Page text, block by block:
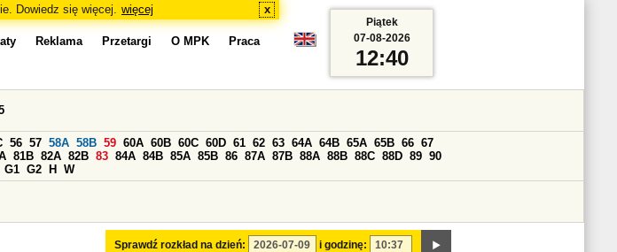
Dowiedz się więcej. więcej x
Reklama Przetargi O MPK Praca
Sprawdź rozkład na dzień: i godzinę:
56 57 58A 58B 59 60A 60B 60C 60D 61 62 63 64A 64B 65A 65B 66 67
81B 82A 82B 83 84A 84B 85A 85B 86 87A 87B 88A 88B 88C 88D 89 90
G1 G2 H W
Piątek
07-08-2026
12:40